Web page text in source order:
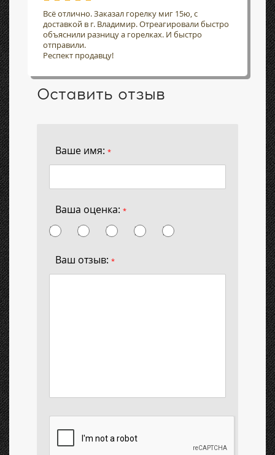
Всё отлично. Заказал горелку миг 15ю, с
доставкой в г. Владимир. Отреагировали быстро
объяснили разницу а горелках. И быстро
отправили.
Респект продавцу!
Оставить отзыв
Ваше имя: *
Ваша оценка: *
Ваш отзыв: *